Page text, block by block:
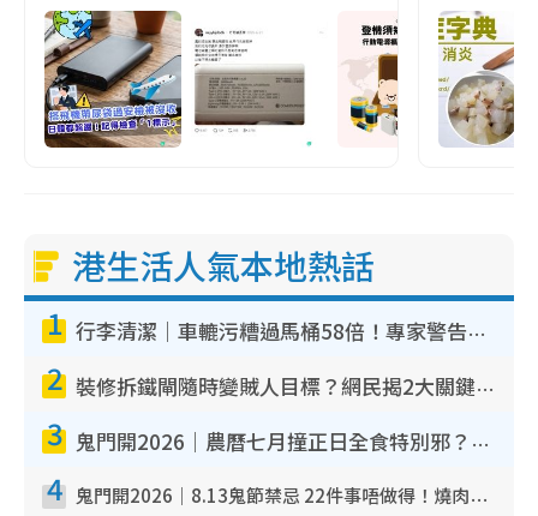
港生活人氣本地熱話
1 行李清潔｜車轆污糟過馬桶58倍！專家警告忌用酒精抹 教1招免污手除菌
2 裝修拆鐵閘隨時變賊人目標？網民揭2大關鍵用途：裝新式等於白裝？附新舊鐵閘分別
3 鬼門開2026｜農曆七月撞正日全食特別邪？專家警告切忌做一事！揭4大禁忌+2招保平安
4 鬼門開2026｜8.13鬼節禁忌 22件事唔做得！燒肉、刺身要少食？半夜勿吹口哨/打呢個電話